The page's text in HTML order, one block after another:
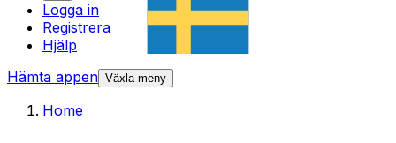
Logga in
Registrera
Hjälp
Hämta appen Växla meny
Home